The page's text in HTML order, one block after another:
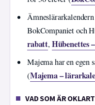
BokCompaniet och
rabatt,Hübenettes
Majema har en egen
(Majema –
VAD SOM ÄR OKLART